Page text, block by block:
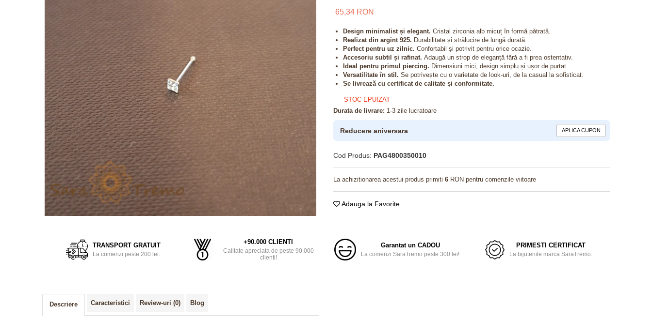
Bijuterii din argint placate cu aur
Facebook
65,34 RON
Design minimalist și elegant. Cristal zirconia alb micuț în formă pătrată.
Realizat din argint 925. Durabilitate și strălucire de lungă durată.
Perfect pentru uz zilnic. Confortabil și potrivit pentru orice ocazie.
Accesoriu subtil și rafinat. Adaugă un strop de eleganță fără a fi prea ostentativ.
Ideal pentru primul piercing. Dimensiuni mici, design simplu și ușor de purtat.
Versatilitate în stil. Se potrivește cu o varietate de look-uri, de la casual la sofisticat.
Se livrează cu certificat de calitate și conformitate.
STOC EPUIZAT
Durata de livrare: 1-3 zile lucratoare
Reducere aniversara APLICA CUPON
Cod Produs: PAG4800350010
La achizitionarea acestui produs primiti 6 RON pentru comenzile viitoare
Adauga la Favorite
TRANSPORT GRATUIT
La comenzi peste 200 lei.
+90.000 CLIENTI
Calitate apreciata de peste 90.000
clienti!
Garantat un CADOU
La comenzi SaraTremo peste 300 lei!
PRIMESTI CERTIFICAT
La bijuteriile marca SaraTremo.
Descriere Caracteristici Review-uri (0) Blog